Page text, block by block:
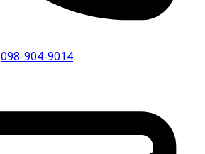
098-904-9014